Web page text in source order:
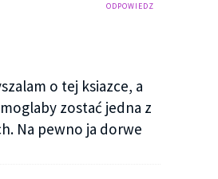
ODPOWIEDZ
o tej ksiazce, a
zostać jedna z
Na pewno ja dorwe